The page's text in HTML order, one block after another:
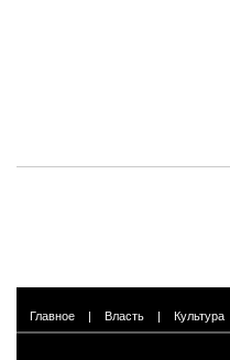
Главное | Власть | Культура